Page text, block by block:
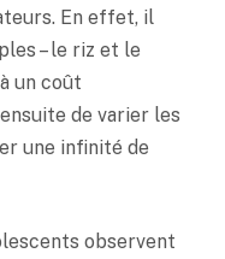
En effet, il
– le riz et le
un coût
de varier les
une infinité de
observent